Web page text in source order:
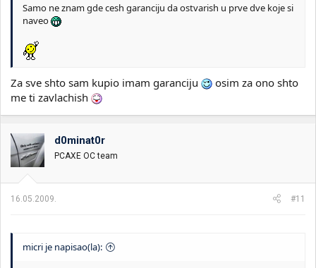
Samo ne znam gde cesh garanciju da ostvarish u prve dve koje si
naveo
Za sve shto sam kupio imam garanciju
osim za ono shto
me ti zavlachish
d0minat0r
PCAXE OC team
16.05.2009. #11
micri je napisao(la):